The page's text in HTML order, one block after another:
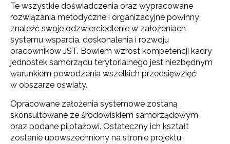
Te wszystkie doświadczenia oraz wypracowane
rozwiązania metodyczne i organizacyjne powinny
znaleźć swoje odzwierciedlenie w założeniach
systemu wsparcia, doskonalenia i rozwoju
pracowników JST. Bowiem wzrost kompetencji kadry
jednostek samorządu terytorialnego jest niezbędnym
warunkiem powodzenia wszelkich przedsięwzięć
w obszarze oświaty.
Opracowane założenia systemowe zostaną
skonsultowane ze środowiskiem samorządowym
oraz podane pilotażowi. Ostateczny ich kształt
zostanie upowszechniony na stronie projektu.